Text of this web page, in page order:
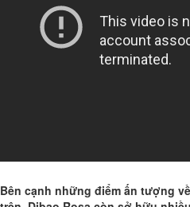
Bên cạnh những điểm ấn tượng